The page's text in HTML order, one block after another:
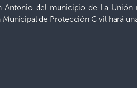
Antonio del municipio de La
de Protección Civil hará